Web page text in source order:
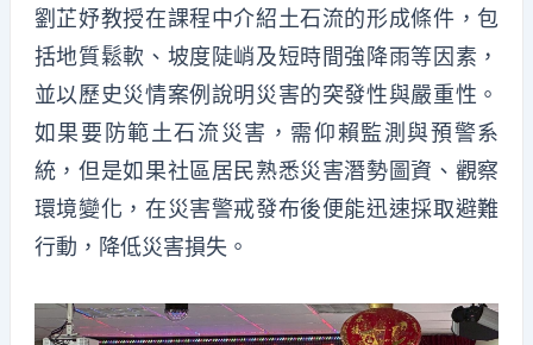
劉芷妤教授在課程中介紹土石流的形成條件，包
括地質鬆軟、坡度陡峭及短時間強降雨等因素，
並以歷史災情案例說明災害的突發性與嚴重性。
如果要防範土石流災害，需仰賴監測與預警系
統，但是如果社區居民熟悉災害潛勢圖資、觀察
環境變化，在災害警戒發布後便能迅速採取避難
行動，降低災害損失。